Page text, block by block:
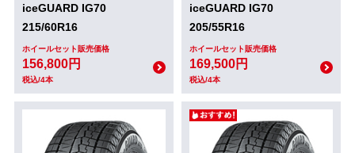
iceGUARD IG70
215/60R16
ホイールセット販売価格
156,800円
税込/4本
iceGUARD IG70
205/55R16
ホイールセット販売価格
169,500円
税込/4本